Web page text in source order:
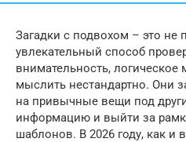
Загадки с подвохом – это не
увлекательный способ
внимательность,
мыслить нестандартно. Они
на привычные вещи под
информацию и выйти за
шаблонов. В 2026 году, как и